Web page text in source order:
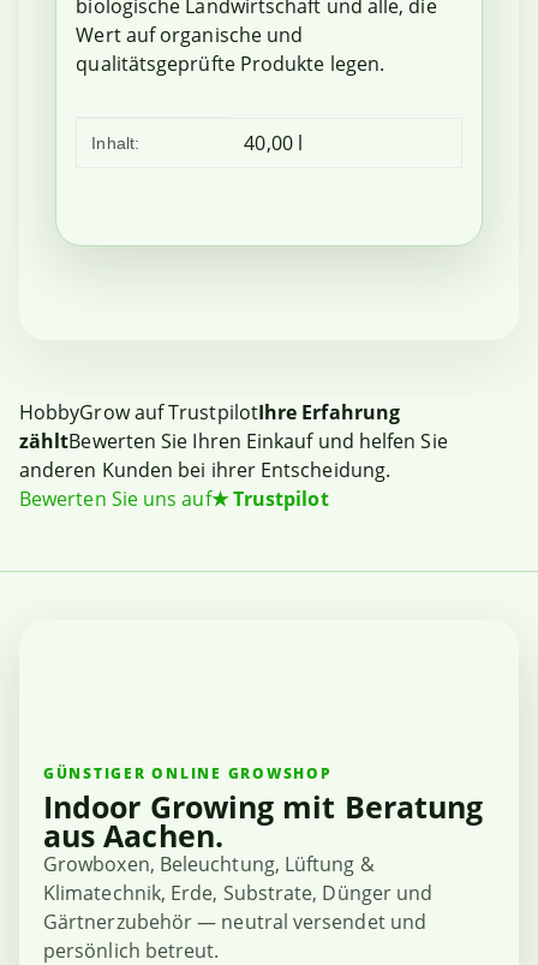
biologische Landwirtschaft und alle, die
Wert auf organische und
qualitätsgeprüfte Produkte legen.
Produkteigenschaft
Wert
Inhalt: 40,00 l
HobbyGrow auf TrustpilotIhre Erfahrung
zähltBewerten Sie Ihren Einkauf und helfen Sie
anderen Kunden bei ihrer Entscheidung.
Bewerten Sie uns auf★Trustpilot
GÜNSTIGER ONLINE GROWSHOP
Indoor Growing mit Beratung
aus Aachen.
Growboxen, Beleuchtung, Lüftung &
Klimatechnik, Erde, Substrate, Dünger und
Gärtnerzubehör — neutral versendet und
persönlich betreut.